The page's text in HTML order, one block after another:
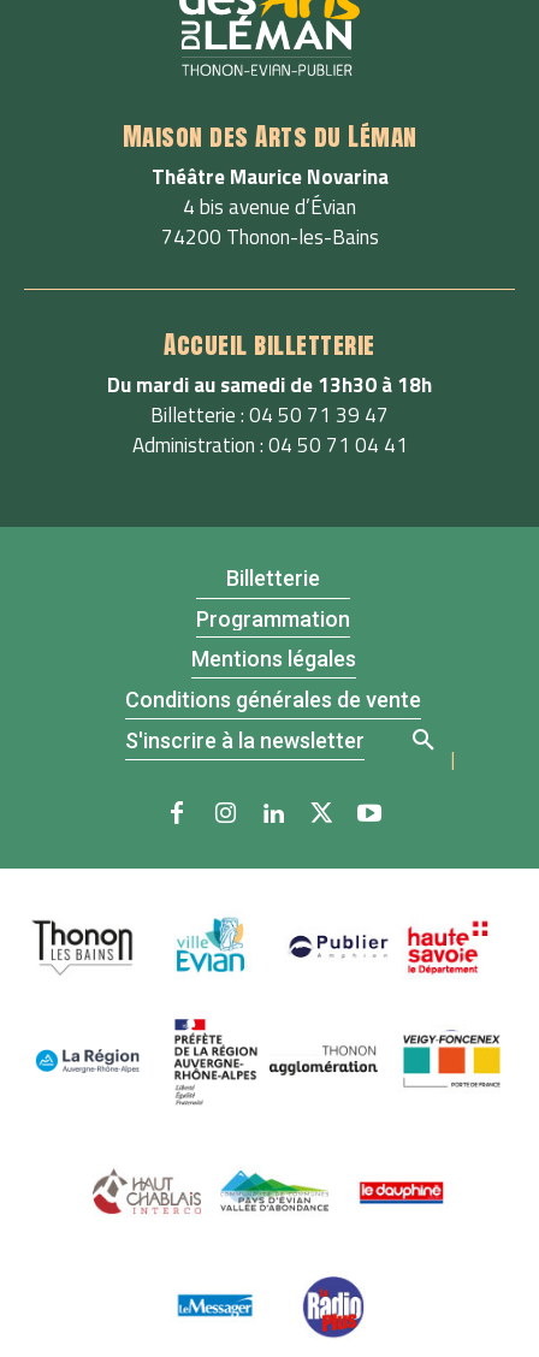
Maison des Arts du Léman
Théâtre Maurice Novarina
4 bis avenue d’Évian
74200 Thonon-les-Bains
Accueil billetterie
Du mardi au samedi de 13h30 à 18h
Billetterie : 04 50 71 39 47
Administration : 04 50 71 04 41
Billetterie
Programmation
Mentions légales
Conditions générales de vente
S'inscrire à la newsletter
|